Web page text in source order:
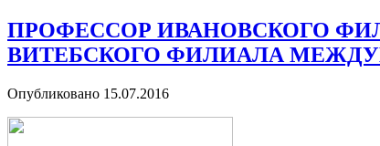
ПРОФЕССОР ИВАНОВСКОГО
ВИТЕБСКОГО ФИЛИАЛА
Опубликовано 15.07.2016